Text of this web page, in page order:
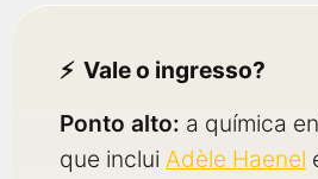
Vale o ingresso?
Ponto alto: a química
que inclui Adèle Haenel